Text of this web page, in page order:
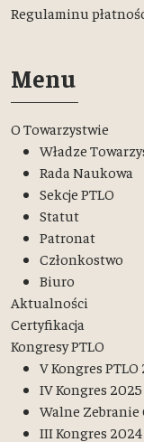
Regulaminu
Menu
O Towarzystwie
Władze
Rada Naukowa
Sekcje PTLO
Statut
Patronat
Członkostwo
Biuro
Aktualności
Certyfikacja
Kongresy PTLO
V Kongres PTLO
IV Kongres 2025
Walne Zebranie
III Kongres 2024